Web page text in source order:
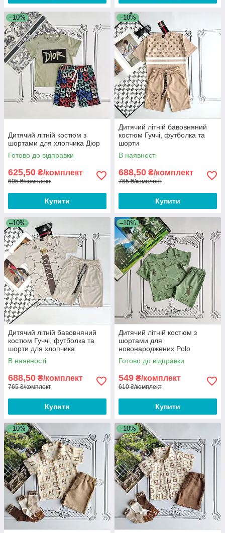
–10%
Дитячий літній костюм з
шортами для хлопчика Діор
Готово до відправки
625,50 ₴/комплект
695 ₴/комплект
Купити
–10%
Дитячий літній бавовняний
костюм Гуччі, футболка та
шорти
В наявності
688,50 ₴/комплект
765 ₴/комплект
Купити
–10%
Дитячий літній бавовняний
костюм Гуччі, футболка та
шорти для хлопчика
В наявності
688,50 ₴/комплект
765 ₴/комплект
Купити
–10%
Дитячий літній костюм з
шортами для
новонароджених Polo
Готово до відправки
549 ₴/комплект
610 ₴/комплект
Купити
–10% –10%